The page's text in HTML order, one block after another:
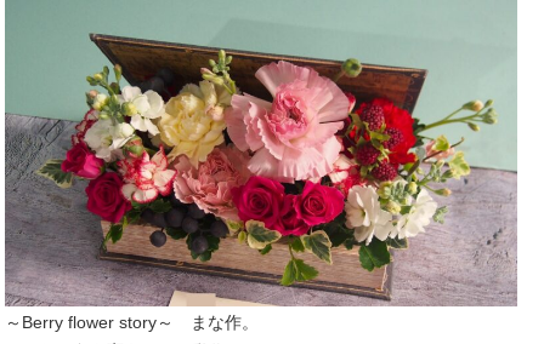
～Berry flower story～ まな作。